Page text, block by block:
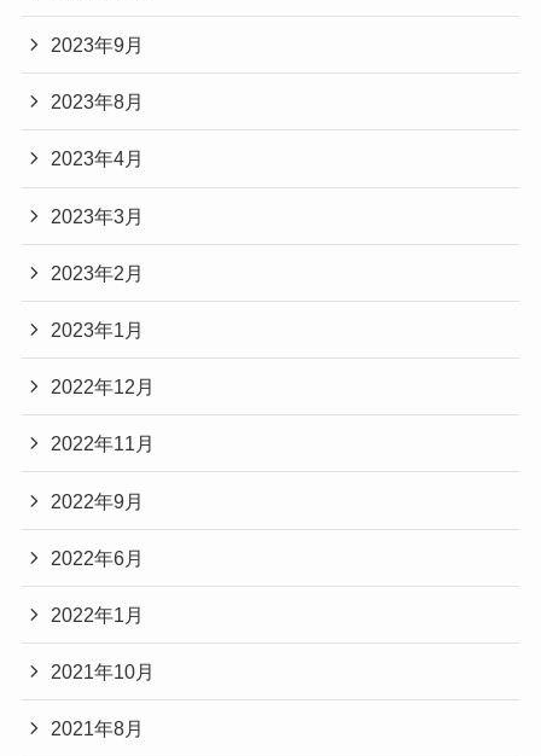
2023年9月
2023年8月
2023年4月
2023年3月
2023年2月
2023年1月
2022年12月
2022年11月
2022年9月
2022年6月
2022年1月
2021年10月
2021年8月